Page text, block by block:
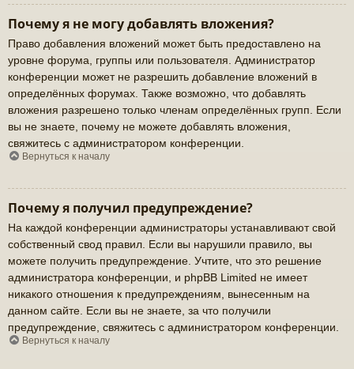
Почему я не могу добавлять вложения?
Право добавления вложений может быть предоставлено на
уровне форума, группы или пользователя. Администратор
конференции может не разрешить добавление вложений в
определённых форумах. Также возможно, что добавлять
вложения разрешено только членам определённых групп. Если
вы не знаете, почему не можете добавлять вложения,
свяжитесь с администратором конференции.
Вернуться к началу
Почему я получил предупреждение?
На каждой конференции администраторы устанавливают свой
собственный свод правил. Если вы нарушили правило, вы
можете получить предупреждение. Учтите, что это решение
администратора конференции, и phpBB Limited не имеет
никакого отношения к предупреждениям, вынесенным на
данном сайте. Если вы не знаете, за что получили
предупреждение, свяжитесь с администратором конференции.
Вернуться к началу